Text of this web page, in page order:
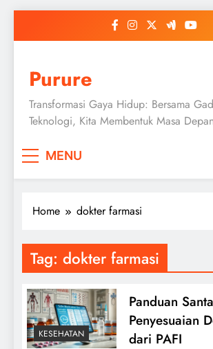
Purure
Transformasi Gaya Hidup: Bersama
Teknologi, Kita Membentuk Masa Depan
MENU
Home dokter farmasi
Tag: dokter farmasi
KESEHATAN
Panduan
Penyesuaian
dari PAFI